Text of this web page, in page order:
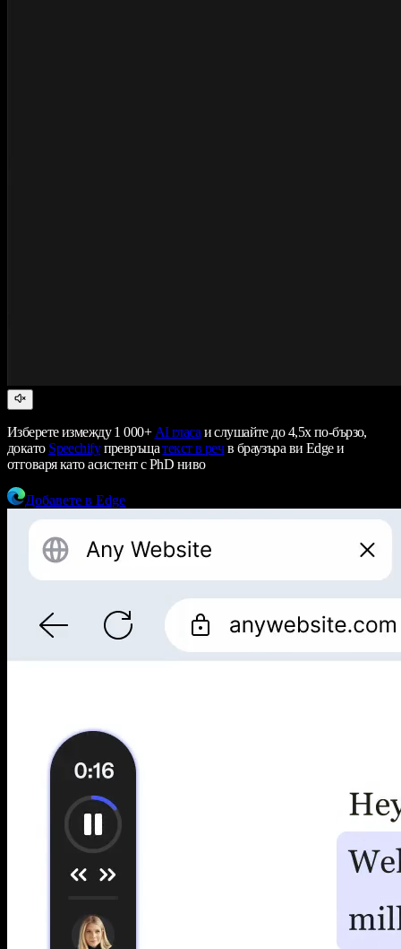
Изберете измежду 1 000+ AI гласа и слушайте до 4,5x по-бързо,
докато Speechifyпревръщатекст в речв браузъра ви Edge и
отговаря като асистент с PhD ниво
Добавете в Edge